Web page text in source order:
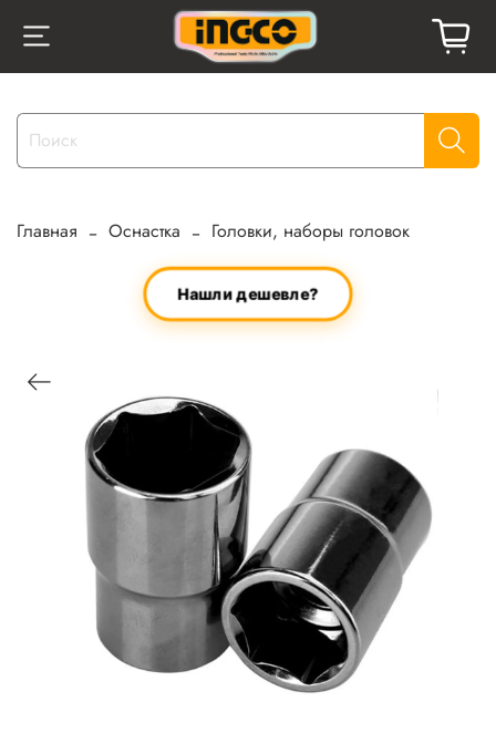
Главная Оснастка Головки, наборы головок
Нашли дешевле?